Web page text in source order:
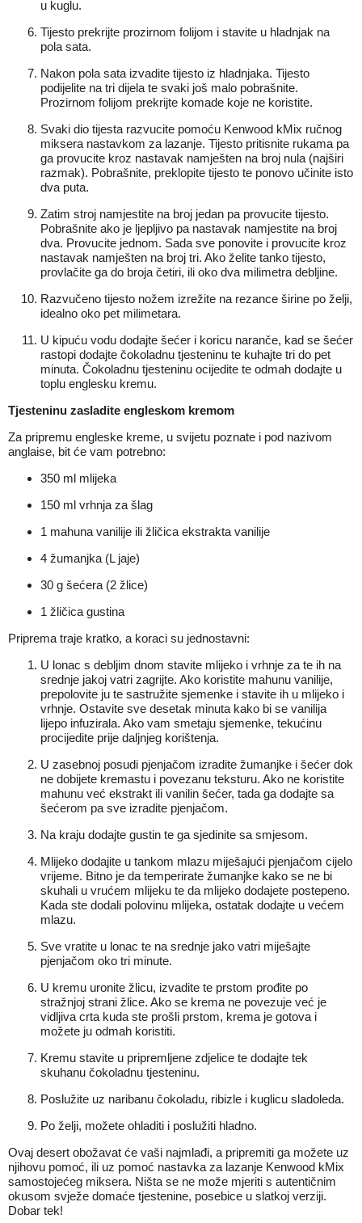
u kuglu.
Tijesto prekrijte prozirnom folijom i stavite u hladnjak na
pola sata.
Nakon pola sata izvadite tijesto iz hladnjaka. Tijesto
podijelite na tri dijela te svaki još malo pobrašnite.
Prozirnom folijom prekrijte komade koje ne koristite.
Svaki dio tijesta razvucite pomoću Kenwood kMix ručnog
miksera nastavkom za lazanje. Tijesto pritisnite rukama pa
ga provucite kroz nastavak namješten na broj nula (najširi
razmak). Pobrašnite, preklopite tijesto te ponovo učinite isto
dva puta.
Zatim stroj namjestite na broj jedan pa provucite tijesto.
Pobrašnite ako je ljepljivo pa nastavak namjestite na broj
dva. Provucite jednom. Sada sve ponovite i provucite kroz
nastavak namješten na broj tri. Ako želite tanko tijesto,
provlačite ga do broja četiri, ili oko dva milimetra debljine.
Razvučeno tijesto nožem izrežite na rezance širine po želji,
idealno oko pet milimetara.
U kipuću vodu dodajte šećer i koricu naranče, kad se šećer
rastopi dodajte čokoladnu tjesteninu te kuhajte tri do pet
minuta. Čokoladnu tjesteninu ocijedite te odmah dodajte u
toplu englesku kremu.
Tjesteninu zasladite engleskom kremom
Za pripremu engleske kreme, u svijetu poznate i pod nazivom
anglaise, bit će vam potrebno:
350 ml mlijeka
150 ml vrhnja za šlag
1 mahuna vanilije ili žličica ekstrakta vanilije
4 žumanjka (L jaje)
30 g šećera (2 žlice)
1 žličica gustina
Priprema traje kratko, a koraci su jednostavni:
U lonac s debljim dnom stavite mlijeko i vrhnje za te ih na
srednje jakoj vatri zagrijte. Ako koristite mahunu vanilije,
prepolovite ju te sastružite sjemenke i stavite ih u mlijeko i
vrhnje. Ostavite sve desetak minuta kako bi se vanilija
lijepo infuzirala. Ako vam smetaju sjemenke, tekućinu
procijedite prije daljnjeg korištenja.
U zasebnoj posudi pjenjačom izradite žumanjke i šećer dok
ne dobijete kremastu i povezanu teksturu. Ako ne koristite
mahunu već ekstrakt ili vanilin šećer, tada ga dodajte sa
šećerom pa sve izradite pjenjačom.
Na kraju dodajte gustin te ga sjedinite sa smjesom.
Mlijeko dodajite u tankom mlazu miješajući pjenjačom cijelo
vrijeme. Bitno je da temperirate žumanjke kako se ne bi
skuhali u vrućem mlijeku te da mlijeko dodajete postepeno.
Kada ste dodali polovinu mlijeka, ostatak dodajte u većem
mlazu.
Sve vratite u lonac te na srednje jako vatri miješajte
pjenjačom oko tri minute.
U kremu uronite žlicu, izvadite te prstom prođite po
stražnjoj strani žlice. Ako se krema ne povezuje već je
vidljiva crta kuda ste prošli prstom, krema je gotova i
možete ju odmah koristiti.
Kremu stavite u pripremljene zdjelice te dodajte tek
skuhanu čokoladnu tjesteninu.
Poslužite uz naribanu čokoladu, ribizle i kuglicu sladoleda.
Po želji, možete ohladiti i poslužiti hladno.
Ovaj desert obožavat će vaši najmlađi, a pripremiti ga možete uz
njihovu pomoć, ili uz pomoć nastavka za lazanje Kenwood kMix
samostojećeg miksera. Ništa se ne može mjeriti s autentičnim
okusom svježe domaće tjestenine, posebice u slatkoj verziji.
Dobar tek!